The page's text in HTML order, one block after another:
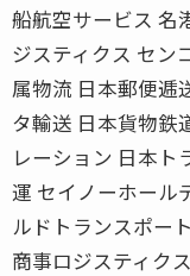
船航空サービス 名
ジスティクス セン
属物流 日本郵便逓
タ輸送 日本貨物鉄
レーション 日本ト
運 セイノーホール
ルドトランスポー
商事ロジスティク